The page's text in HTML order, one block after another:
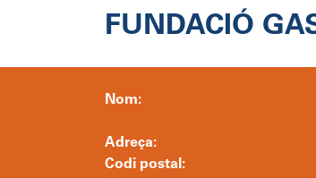
FUNDACIÓ
Nom:
Adreça:
Codi postal: